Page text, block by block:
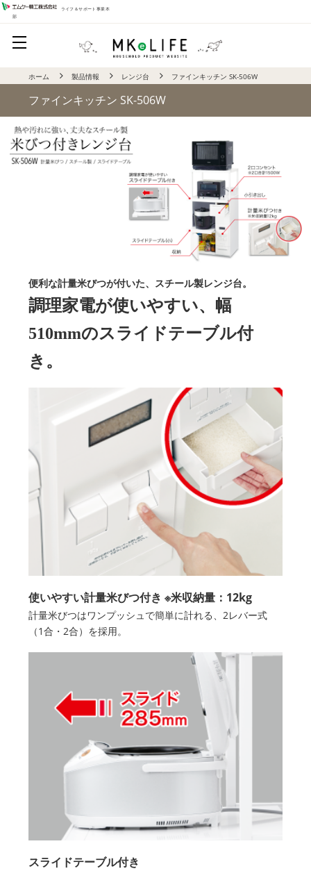
ライフ＆サポート事業本
部
ホーム 製品情報 レンジ台 ファインキッチン SK-506W
ファインキッチン SK-506W
便利な計量米びつが付いた、スチール製レンジ台。
調理家電が使いやすい、幅
510mmのスライドテーブル付
き。
使いやすい計量米びつ付き ※米収納量：12kg
計量米びつはワンプッシュで簡単に計れる、2レバー式
（1合・2合）を採用。
スライドテーブル付き